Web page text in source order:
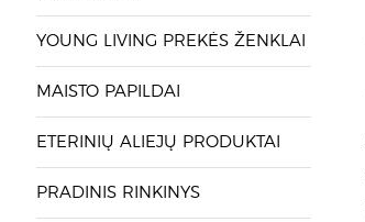
YOUNG LIVING PREKĖS ŽENKLAI
MAISTO PAPILDAI
ETERINIŲ ALIEJŲ PRODUKTAI
PRADINIS RINKINYS